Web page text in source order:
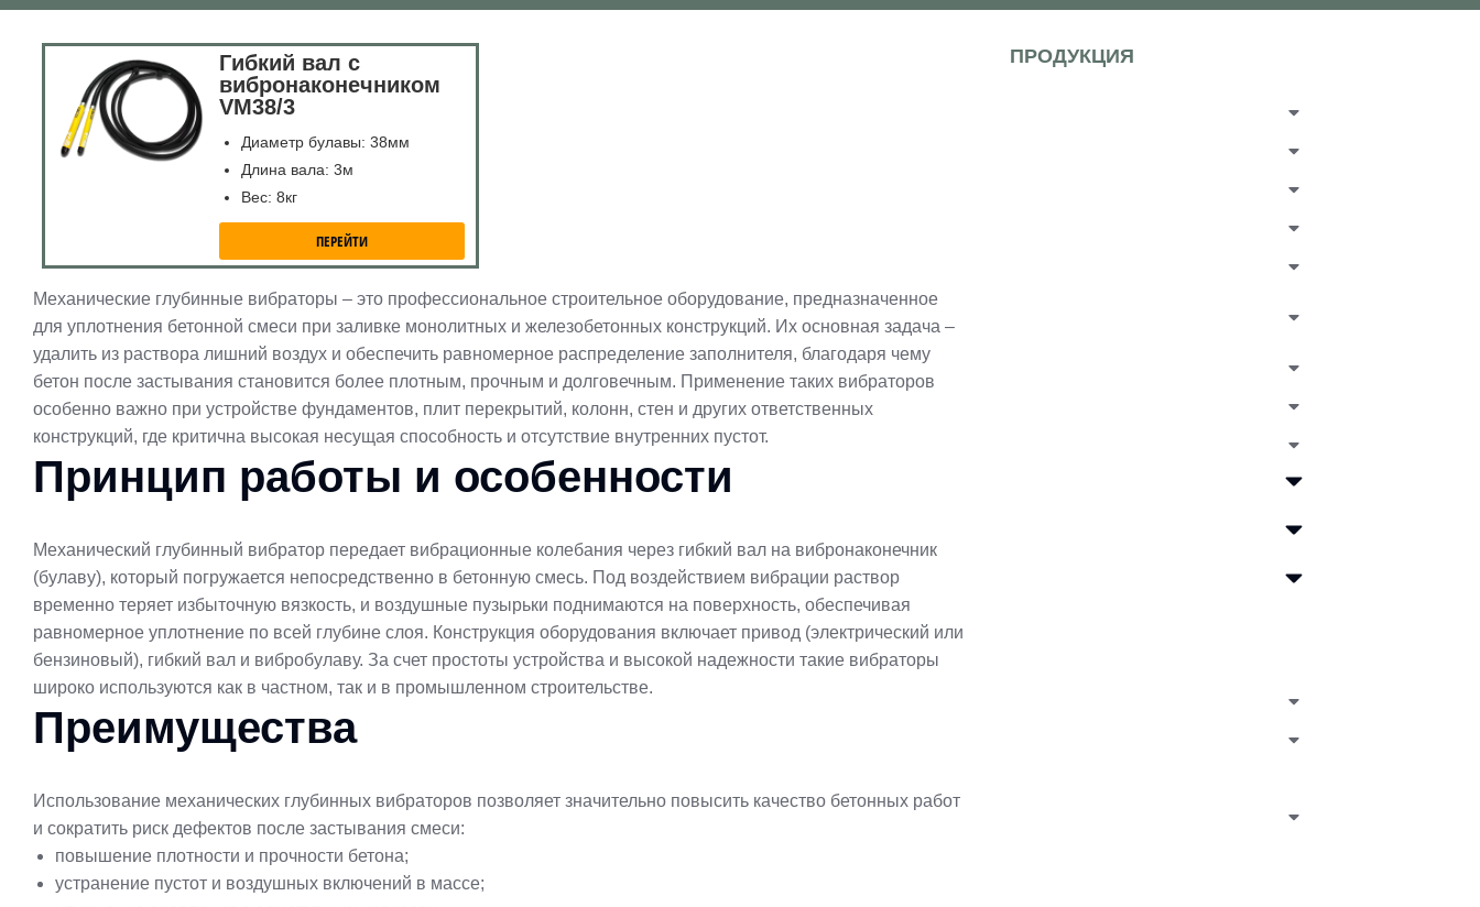
Гибкий вал с
вибронаконечником
VM38/3
Диаметр булавы: 38мм
Длина вала: 3м
Вес: 8кг
ПЕРЕЙТИ
Механические глубинные вибраторы – это профессиональное строительное оборудование, предназначенное
для уплотнения бетонной смеси при заливке монолитных и железобетонных конструкций. Их основная задача –
удалить из раствора лишний воздух и обеспечить равномерное распределение заполнителя, благодаря чему
бетон после застывания становится более плотным, прочным и долговечным. Применение таких вибраторов
особенно важно при устройстве фундаментов, плит перекрытий, колонн, стен и других ответственных
конструкций, где критична высокая несущая способность и отсутствие внутренних пустот.
Принцип работы и особенности
Механический глубинный вибратор передает вибрационные колебания через гибкий вал на вибронаконечник
(булаву), который погружается непосредственно в бетонную смесь. Под воздействием вибрации раствор
временно теряет избыточную вязкость, и воздушные пузырьки поднимаются на поверхность, обеспечивая
равномерное уплотнение по всей глубине слоя. Конструкция оборудования включает привод (электрический или
бензиновый), гибкий вал и вибробулаву. За счет простоты устройства и высокой надежности такие вибраторы
широко используются как в частном, так и в промышленном строительстве.
Преимущества
Использование механических глубинных вибраторов позволяет значительно повысить качество бетонных работ
и сократить риск дефектов после застывания смеси:
повышение плотности и прочности бетона;
устранение пустот и воздушных включений в массе;
ПРОДУКЦИЯ